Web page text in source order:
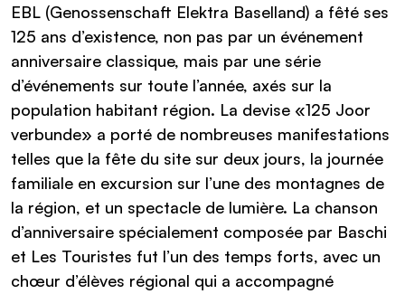
EBL (Genossenschaft Elektra Baselland) a fêté ses
125 ans d’existence, non pas par un événement
anniversaire classique, mais par une série
d’événements sur toute l’année, axés sur la
population habitant région. La devise «125 Joor
verbunde» a porté de nombreuses manifestations
telles que la fête du site sur deux jours, la journée
familiale en excursion sur l’une des montagnes de
la région, et un spectacle de lumière. La chanson
d’anniversaire spécialement composée par Baschi
et Les Touristes fut l’un des temps forts, avec un
chœur d’élèves régional qui a accompagné